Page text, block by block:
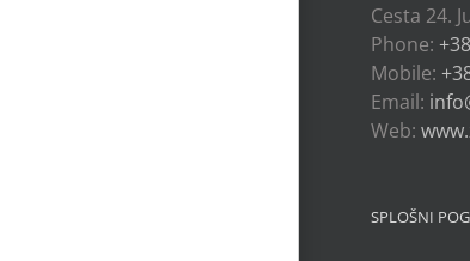
Cesta 24.
Phone:
Mobile:
Email:
Web:
SPLOŠNI